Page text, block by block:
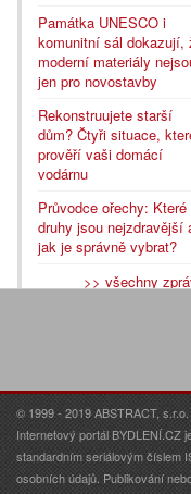
Památka UNESCO i
komunitní sál dokazují,
moderní materiály
jen pro novostavby
Rekonstruujete starší
dům? Čtyři situace,
prověří vaši domácí
vodárnu
Průvodce ořechy: Které
druhy jsou nejzdravější
jak je správně vybrat?
>> všechny
© 1999 - 2019 ABSTRACT,
Internetový portál BYDLENÍ.CZ
standardním seriálovým číslem
osobních údajů. Publikování